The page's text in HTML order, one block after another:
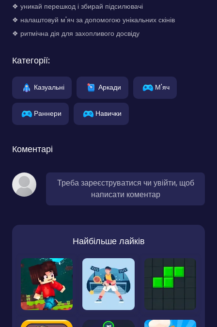
❖ уникай перешкод і збирай підсилювачі
❖ налаштовуй м'яч за допомогою унікальних скінів
❖ ритмічна дія для захопливого досвіду
Категорії:
Казуальні Аркади М'яч
Раннери Навички
Коментарі
Треба зареєструватися чи увійти, щоб
написати коментар
Найбільше лайків